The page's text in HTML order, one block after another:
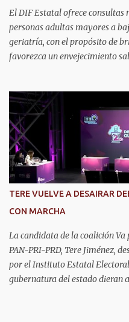
materia de atención de
El DIF Estatal ofrece consultas
personas adultas mayores a
geriatría, con el propósito de
favorezca un envejecimiento
fundamentalmente en la
de las enfermedades más
años, como diabetes,
alzhéimer, entre otros
son el corazón de muchas
cuidado y reconocimiento; por
servicios que les ayuden a
presidenta del DIF Estatal. Para
interesados deben acudir a la
TERE VUELVE A DESAIRAR
CON MARCHA
La candidata de la coalición
PAN-PRI-PRD, Tere Jiménez,
por el Instituto Estatal
gubernatura del estado dieran